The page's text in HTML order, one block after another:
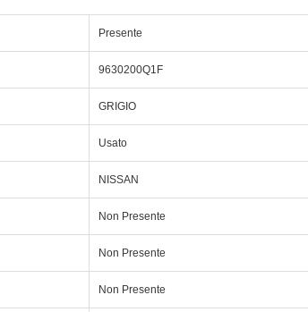
Presente
9630200Q1F
GRIGIO
Usato
NISSAN
Non Presente
Non Presente
Non Presente